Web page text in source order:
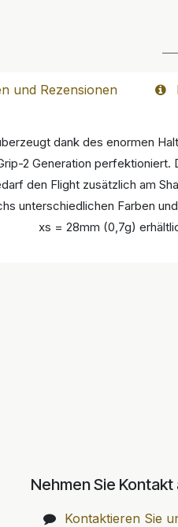
und Rezensionen
dank des enormen
2 Generation
den Flight zusätzlich am
unterschiedlichen Farben
xs = 28mm (0,7g)
Nehmen Sie Kontakt
Kontaktieren Sie